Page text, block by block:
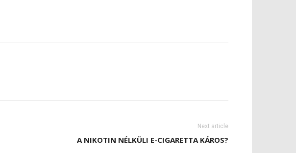
Next article
A NIKOTIN NÉLKÜLI E-CIGARETTA KÁROS?